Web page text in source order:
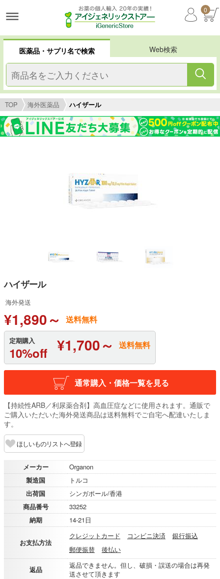
0
医薬品・サプリ名で検索 Web検索
TOP 海外医薬品 ハイザール
ハイザール
海外発送
¥1,890～ 送料無料
定期購入
10%off ¥1,700～ 送料無料
通常購入・価格一覧を見る
【持続性ARB／利尿薬合剤】高血圧症などに使用されます。通販で
ご購入いただいた海外発送商品は送料無料でご自宅へ配達いたしま
す。
ほしいものリストへ登録
メーカー
Organon
製造国
トルコ
出荷国
シンガポール/香港
商品番号
33252
納期
14-21日
お支払方法
クレジットカード コンビニ決済
銀行振込
郵便振替
後払い
返品
返品できません。但し、破損・誤送の場合は再発
送させて頂きます